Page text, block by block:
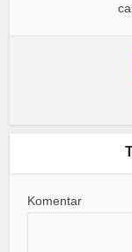
Komentar